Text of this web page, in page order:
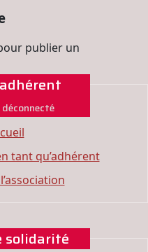
publier un
tant qu’adhérent
solidarité